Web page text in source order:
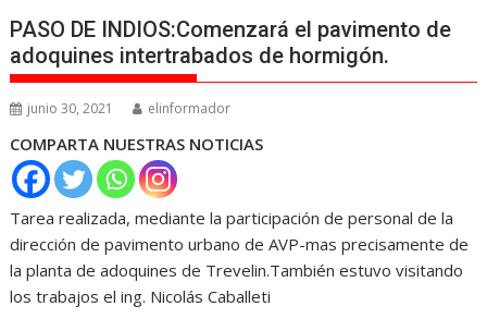
PASO DE INDIOS:Comenzará el pavimento de
adoquines intertrabados de hormigón.
junio 30, 2021 elinformador
COMPARTA NUESTRAS NOTICIAS
Tarea realizada, mediante la participación de personal de la
dirección de pavimento urbano de AVP-mas precisamente de
la planta de adoquines de Trevelin.También estuvo visitando
los trabajos el ing. Nicolás Caballeti